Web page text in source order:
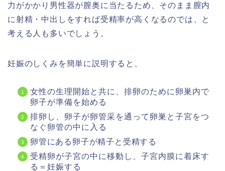
力がかかり男性器が膣奥に当たるため、そのまま膣内
に射精・中出しをすれば受精率が高くなるのでは、と
考える人も多いでしょう。
妊娠のしくみを簡単に説明すると、
女性の生理開始と共に、排卵のために卵巣内で
卵子が準備を始める
排卵し、卵子が卵管采を通って卵巣と子宮をつ
なぐ卵管の中に入る
卵管にある卵子が精子と受精する
受精卵が子宮の中に移動し、子宮内膜に着床す
る＝妊娠する